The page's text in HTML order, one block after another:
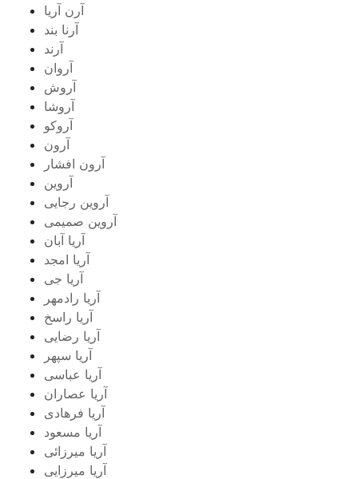
آرن آریا
آرنا بند
آرند
آروان
آروش
آروشا
آروکو
آرون
آرون افشار
آروین
آروین رجایی
آروین صمیمی
آریا آبان
آریا امجد
آریا جی
آریا رادمهر
آریا راسخ
آریا رضایی
آریا سپهر
آریا عباسی
آریا عصاران
آریا فرهادی
آریا مسعود
آریا میرزائی
آریا میرزایی